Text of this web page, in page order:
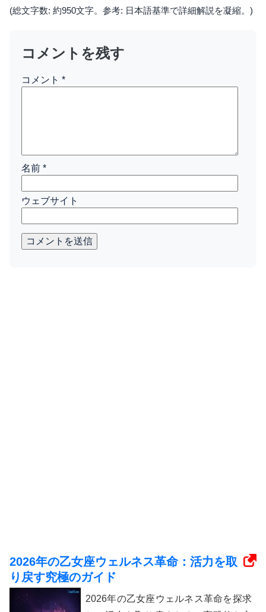
(総文字数: 約950文字。参考: 日本語基準で詳細解説を凝縮。)
コメントを残す
コメント *
名前 *
ウェブサイト
コメントを送信
2026年の乙女座ウェルネス革命：活力を取
り戻す究極のガイド
2026年の乙女座ウェルネス革命を探求